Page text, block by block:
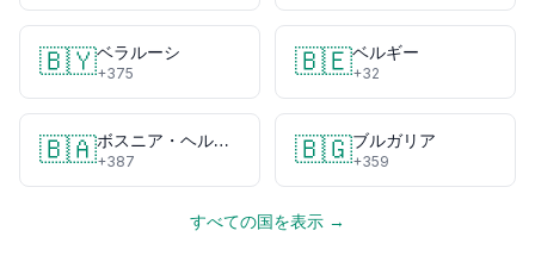
🇧🇾ベラルーシ
+375 🇧🇪ベルギー
+32
🇧🇦 ボスニア・ヘルツェゴビナ
+387 🇧🇬ブルガリア
+359
すべての国を表示 →